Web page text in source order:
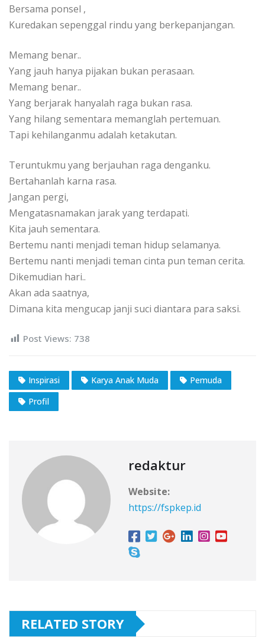
Bersama ponsel ,
Kuredakan sepenggal rindu yang berkepanjangan.
Memang benar..
Yang jauh hanya pijakan bukan perasaan.
Memang benar..
Yang berjarak hanyalah raga bukan rasa.
Yang hilang sementara memanglah pertemuan.
Tapi kehilanganmu adalah ketakutan.
Teruntukmu yang berjauhan raga denganku.
Bertahanlah karna rasa.
Jangan pergi,
Mengatasnamakan jarak yang terdapati.
Kita jauh sementara.
Bertemu nanti menjadi teman hidup selamanya.
Bertemu nanti menjadi teman cinta pun teman cerita.
Dikemudian hari..
Akan ada saatnya,
Dimana kita mengucap janji suci diantara para saksi.
Post Views: 738
Inspirasi Karya Anak Muda
Pemuda
Profil
redaktur
Website:
https://fspkep.id
RELATED STORY